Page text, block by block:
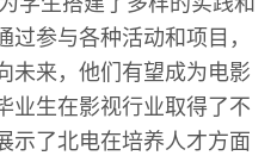
参与各种活动和项目，
未来，他们有望成为电影
业生在影视行业取得了不
示了北电在培养人才方面